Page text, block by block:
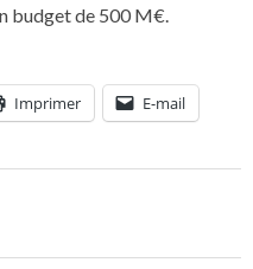
budget de 500 M€.
Imprimer E-mail